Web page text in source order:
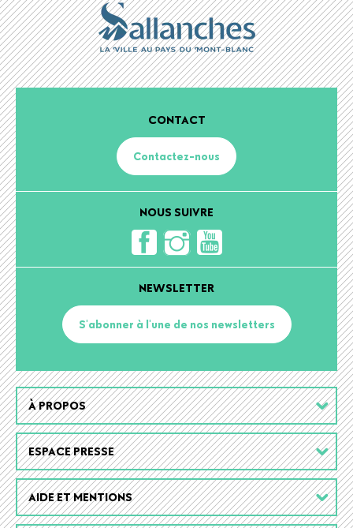
CONTACT
Contactez-nous
NOUS SUIVRE
NEWSLETTER
S'abonner à l'une de nos newsletters
Footer
menu
À PROPOS
ESPACE PRESSE
AIDE ET MENTIONS